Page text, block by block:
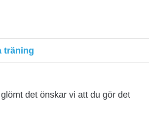
träning
det önskar vi att du gör det